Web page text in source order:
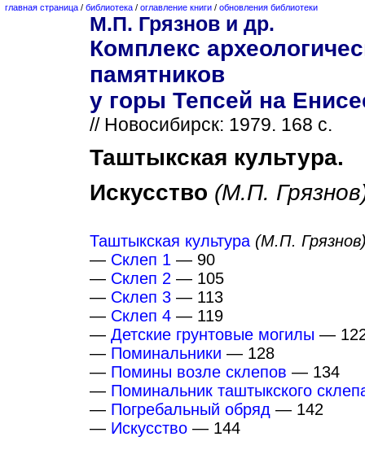
главная страница / библиотека / оглавление книги / обновления библиотеки
М.П. Грязнов и др.
Комплекс
памятников
у горы Тепсей на
// Новосибирск: 1979. 168 с.
Таштыкская культура.
Искусство (М.П.
Таштыкская культура (М.П.
— Склеп 1 — 90
— Склеп 2 — 105
— Склеп 3 — 113
— Склеп 4 — 119
— Детские грунтовые могилы —
— Поминальники — 128
— Помины возле склепов — 134
— Поминальник таштыкского
— Погребальный обряд — 142
— Искусство — 144